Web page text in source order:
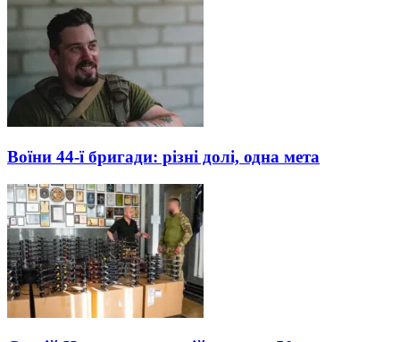
Воїни 44-ї бригади: різні долі, одна мета